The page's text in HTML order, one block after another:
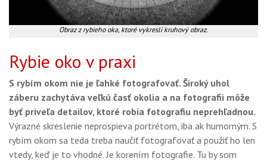
Obraz z rybieho oka, ktoré vykreslí kruhový obraz.
Rybie oko v praxi
S rybím okom nie je ľahké fotografovať. Široký uhol
záberu zachytáva veľkú časť okolia a na fotografii môže
byť priveľa detailov, ktoré robia fotografiu neprehľadnou.
Výrazné skreslenie neprospieva portrétom, iba ak humorným. S
rybím okom sa teda treba naučiť fotografovať a použiť ho len
vtedy, keď je to vhodné. Je korením fotografie. Tu by som